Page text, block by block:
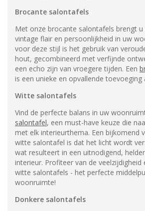
Brocante salontafels
Met onze brocante salontafels brengt u
vintage flair en persoonlijkheid in uw
voor deze stijl is het gebruik van
hout, gecombineerd met verfijnde
een echo zijn van vroegere tijden. Een
is een unieke en opvallende toevoeging
Witte salontafels
Vind de perfecte balans in uw
salontafel, een must-have keuze die
met elk interieurthema. Een bijkomend
witte salontafel is dat het licht wordt
wat resulteert in een uitnodigend,
interieur. Profiteer van de veelzijdigheid
witte salontafels - het perfecte
woonruimte!
Donkere salontafels